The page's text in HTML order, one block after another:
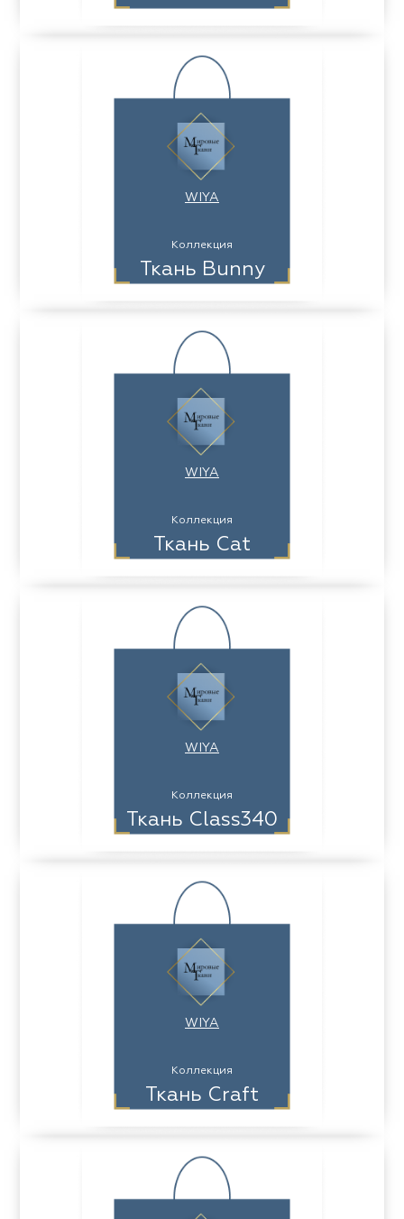
WIYA
Коллекция
Ткань Bunny
WIYA
Коллекция
Ткань Cat
WIYA
Коллекция
Ткань Class340
WIYA
Коллекция
Ткань Craft